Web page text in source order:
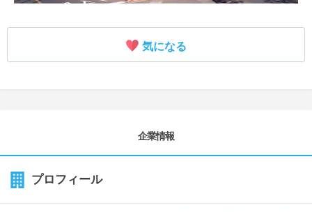
気になる
企業情報
プロフィール